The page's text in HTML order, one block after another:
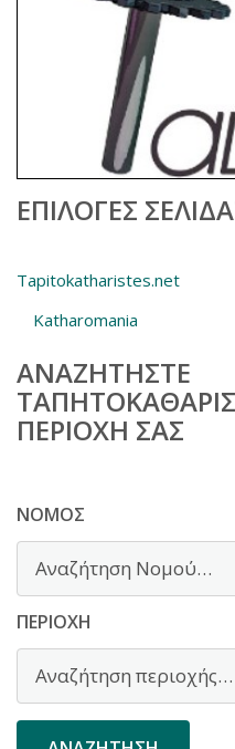
ΕΠΙΛΟΓΈΣ
Tapitokatharistes.net
Katharomania
ΑΝΑΖΗΤΉΣΤΕ
ΠΕΡΙΟΧΉ ΣΑΣ
ΝΟΜΌΣ
ΠΕΡΙΟΧΉ